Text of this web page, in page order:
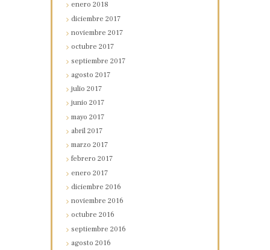
enero2018
diciembre2017
noviembre2017
octubre2017
septiembre2017
agosto2017
julio2017
junio2017
mayo2017
abril2017
marzo2017
febrero2017
enero2017
diciembre2016
noviembre2016
octubre2016
septiembre2016
agosto2016